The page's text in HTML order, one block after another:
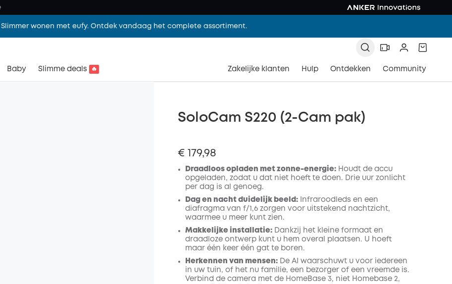
Slimmer wonen met eufy. Ontdek vandaag het complete assortiment.
Baby Slimme deals 🔥 Zakelijke klanten Hulp Ontdekken Community
SoloCam S220 (2-Cam pak)
€ 179,98
Draadloos opladen met zonne-energie: Houdt de accu
opgeladen, zodat u dat niet hoeft te doen. Drie uur zonlicht
per dag is al genoeg.
Dag en nacht duidelijk beeld:
Infraroodleds en een
diafragma van f/1,6 zorgen voor uitstekend nachtzicht,
waarmee u meer kunt zien.
Makkelijke installatie: Dankzij het kleine formaat en
draadloze ontwerp kunt u hem overal plaatsen. U hoeft
maar één keer één gat te boren.
Herkennen van mensen: De AI waarschuwt u voor iedereen
in uw tuin, of het nu familie, een bezorger of een vreemde is.
Verbind de camera met de HomeBase 3, niet Homebase 2,